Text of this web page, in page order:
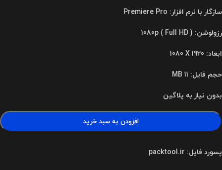
سازگار با نرم افزار: Premiere Pro
رزولوشن: 1080p ( Full HD )
ابعاد:
1080 X 1920
حجم فایل: 11 MB
بدون نیاز به پلاگین
افزودن به سبد خرید
پسورد فایل: packtool.ir